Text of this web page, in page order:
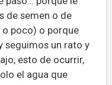
de semen o de
poco) o porque
seguimos un rato y
esto de ocurrir,
el agua que